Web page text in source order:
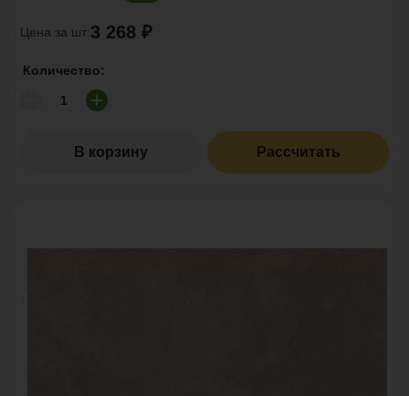
Цена за шт:3 268 ₽
Количество:
В корзину Рассчитать